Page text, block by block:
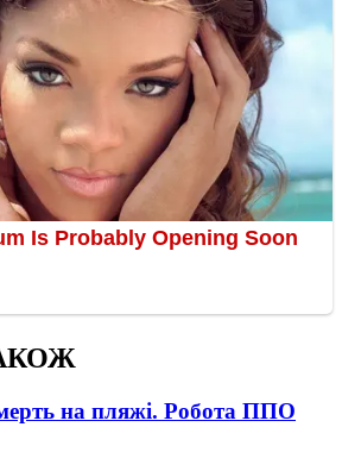
на пляжі. Робота ППО